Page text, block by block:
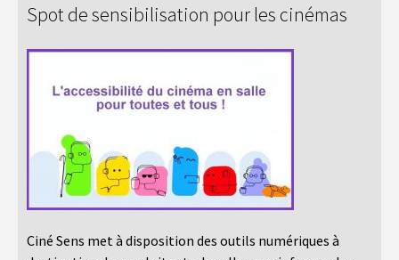
Spot de sensibilisation pour les cinémas
Ciné Sens met à disposition des outils numériques à